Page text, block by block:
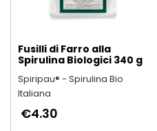
Fusilli di Farro alla
Spirulina Biologici 340 g
Spiripau® - Spirulina Bio
Italiana
€4.30